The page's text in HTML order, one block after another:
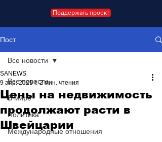
Поддержать проект
Пост
Все новости
В мире
Политика
Международные отношения
Все новости
Цены на недвижимость
продолжают расти в
Швейцарии
SANEWS
9 апр. 2025 г. 2 мин. чтения